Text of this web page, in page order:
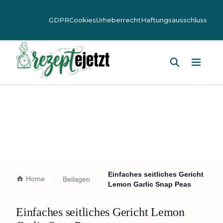
GDPRCookiesUrheberrechtHaftungsausschluss
Home Beilagen
Einfaches seitliches Gericht
Lemon Garlic Snap Peas
Einfaches seitliches Gericht Lemon